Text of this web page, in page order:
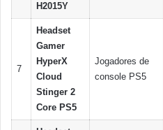
H2015Y
7
Headset
Gamer
HyperX
Cloud
Stinger 2
Core PS5
Jogadores de
console PS5